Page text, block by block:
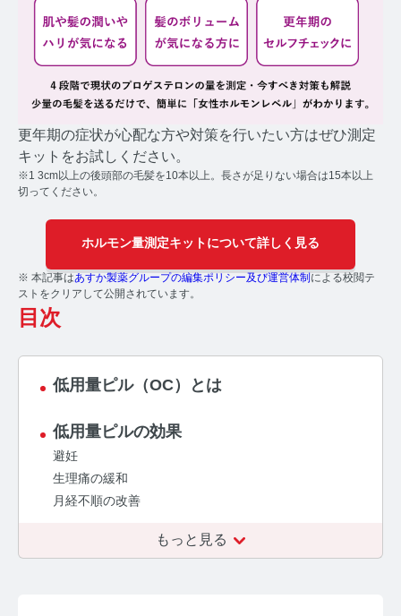
PMS
PMSコラム TOP
更年期
更年期コラム TOP
ネコの健康コラム TOP
毛髪・爪ホルモン量測定キットについて知りたい方
【薄毛リスクチェック】毛髪ホルモン量測定キットの
【男性力を可視化】毛髪ホルモン量測定キットのご紹
【ストレスを見える化】毛髪・爪ホルモン量検査キッ
トのご紹介
毛髪ホルモン量測定キット導入クリニックのインタビ
よくあるご質問 TOP
更年期の症状が心配な方や対策を行いたい方はぜひ測定
キットをお試しください。
※1 3cm以上の後頭部の毛髪を10本以上。長さが足りない場合は15本以上
切ってください。
ホルモン量測定キットについて詳しく見る
※ 本記事はあすか製薬グループの編集ポリシー及び運営体制 による校閲テ
ストをクリアして公開されています。
目次
低用量ピル（OC）とは
低用量ピルの効果
避妊
生理痛の緩和
月経不順の改善
もっと見る